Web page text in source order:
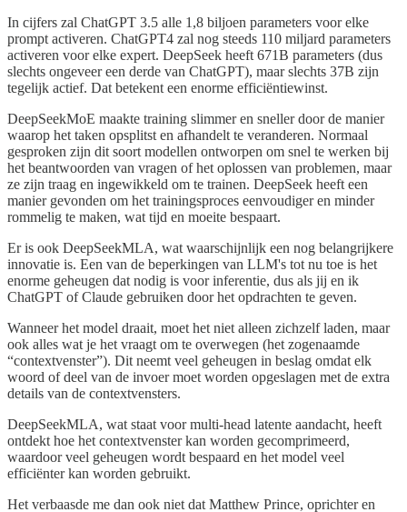
In cijfers zal ChatGPT 3.5 alle 1,8 biljoen parameters voor elke
prompt activeren. ChatGPT4 zal nog steeds 110 miljard parameters
activeren voor elke expert. DeepSeek heeft 671B parameters (dus
slechts ongeveer een derde van ChatGPT), maar slechts 37B zijn
tegelijk actief. Dat betekent een enorme efficiëntiewinst.
DeepSeekMoE maakte training slimmer en sneller door de manier
waarop het taken opsplitst en afhandelt te veranderen. Normaal
gesproken zijn dit soort modellen ontworpen om snel te werken bij
het beantwoorden van vragen of het oplossen van problemen, maar
ze zijn traag en ingewikkeld om te trainen. DeepSeek heeft een
manier gevonden om het trainingsproces eenvoudiger en minder
rommelig te maken, wat tijd en moeite bespaart.
Er is ook DeepSeekMLA, wat waarschijnlijk een nog belangrijkere
innovatie is. Een van de beperkingen van LLM's tot nu toe is het
enorme geheugen dat nodig is voor inferentie, dus als jij en ik
ChatGPT of Claude gebruiken door het opdrachten te geven.
Wanneer het model draait, moet het niet alleen zichzelf laden, maar
ook alles wat je het vraagt om te overwegen (het zogenaamde
“contextvenster”). Dit neemt veel geheugen in beslag omdat elk
woord of deel van de invoer moet worden opgeslagen met de extra
details van de contextvensters.
DeepSeekMLA, wat staat voor multi-head latente aandacht, heeft
ontdekt hoe het contextvenster kan worden gecomprimeerd,
waardoor veel geheugen wordt bespaard en het model veel
efficiënter kan worden gebruikt.
Het verbaasde me dan ook niet dat Matthew Prince, oprichter en